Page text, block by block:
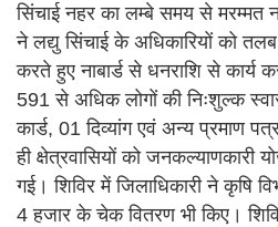
सिंचाई नहर का लम्बे समय से मरम्मत
ने लद्यु सिंचाई के अधिकारियों को
करते हुए नाबार्ड से धनराशि से कार्य
591 से अधिक लोगों की निःशुल्क
कार्ड, 01 दिव्यांग एवं अन्य प्रमाण
ही क्षेत्रवासियों को जनकल्याणकारी
गई। शिविर में जिलाधिकारी ने कृषि
4 हजार के चेक वितरण भी किए।